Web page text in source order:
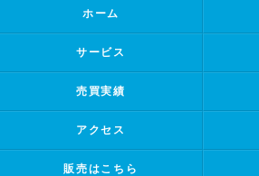
ホーム
サービス
売買実績
アクセス
販売はこちら